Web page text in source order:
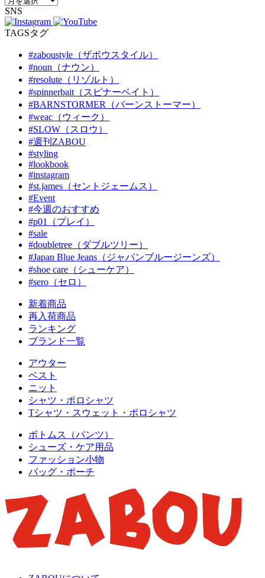
SNS
TAGSタグ
#zaboustyle（ザボウスタイル）
#noun（ナウン）
#resolute（リゾルト）
#spinnerbait（スピナーベイト）
#BARNSTORMER（バーンストーマー）
#weac（ウィーク）
#SLOW（スロウ）
#週刊ZABOU
#styling
#lookbook
#instagram
#st.james（セントジェームス）
#Event
#今週のおすすめ
#p01（プレイ）
#sale
#doubletree（ダブルツリー）
#Japan Blue Jeans（ジャパンブルージーンズ）
#shoe care（シューケア）
#sero（セロ）
新着商品
再入荷商品
ランキング
ブランド一覧
アウター
ベスト
ニット
シャツ・ポロシャツ
Tシャツ・スウェット・ポロシャツ
ボトムス（パンツ）
シューズ・ケア用品
ファッション小物
バッグ・ポーチ